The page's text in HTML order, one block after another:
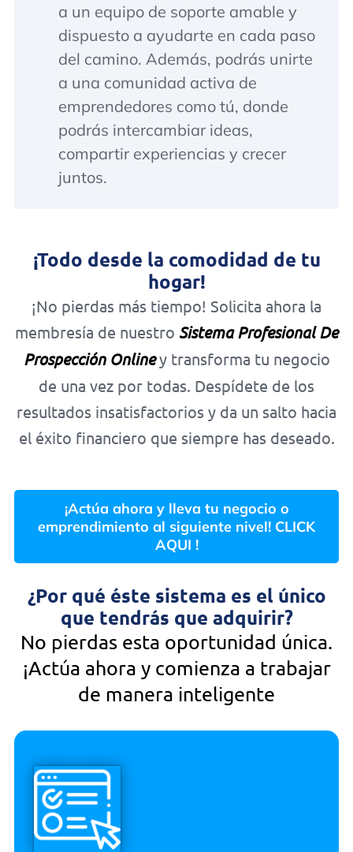
a un equipo de soporte amable y
dispuesto a ayudarte en cada paso
del camino. Además, podrás unirte
a una comunidad activa de
emprendedores como tú, donde
podrás intercambiar ideas,
compartir experiencias y crecer
juntos.
¡Todo desde la comodidad de tu
hogar!
¡No pierdas más tiempo! Solicita ahora la
membresía de nuestro Sistema Profesional De
Prospección Onliney transforma tu negocio
de una vez por todas. Despídete de los
resultados insatisfactorios y da un salto hacia
el éxito financiero que siempre has deseado.
¡Actúa ahora y lleva tu negocio o
emprendimiento al siguiente nivel! CLICK
AQUI !
¿Por qué éste sistema es el único
que tendrás que adquirir?
No pierdas esta oportunidad única.
¡Actúa ahora y comienza a trabajar
de manera inteligente